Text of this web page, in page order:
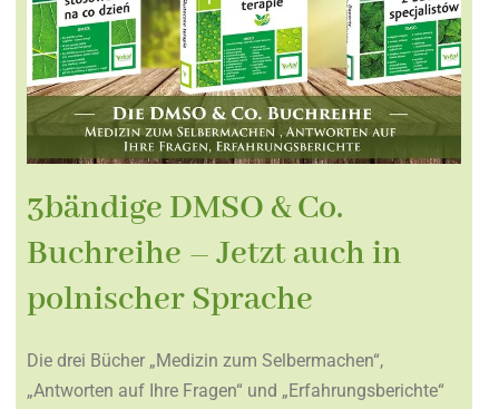
3bändige DMSO & Co.
Buchreihe – Jetzt auch in
polnischer Sprache
Die drei Bücher „Medizin zum Selbermachen“,
„Antworten auf Ihre Fragen“ und „Erfahrungsberichte“